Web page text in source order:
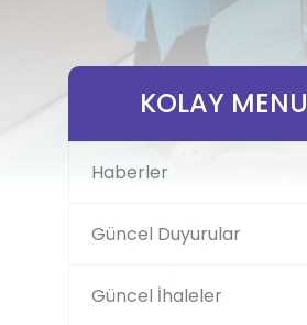
KOLAY MENU
Haberler
Güncel Duyurular
Güncel İhaleler